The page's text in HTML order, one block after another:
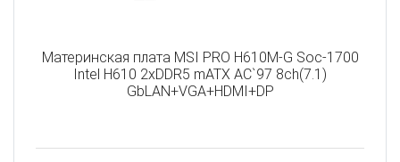
Материнская плата MSI PRO H610M-G Soc-1700
Intel H610 2xDDR5 mATX AC`97 8ch(7.1)
GbLAN+VGA+HDMI+DP